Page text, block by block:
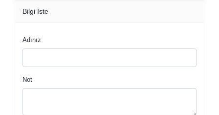
Bilgi İste
Adınız
Not